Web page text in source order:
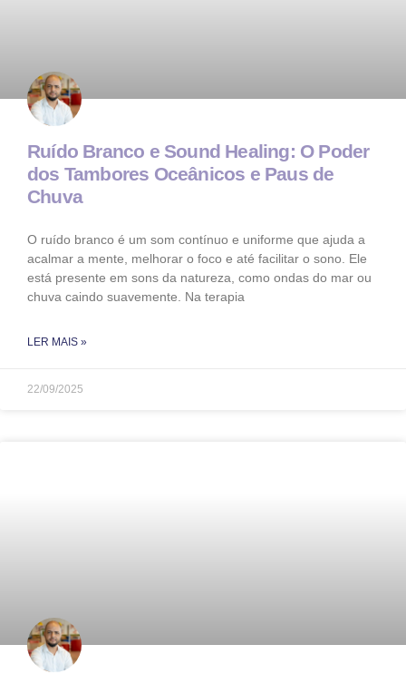
Ruído Branco e Sound Healing: O Poder
dos Tambores Oceânicos e Paus de
Chuva
O ruído branco é um som contínuo e uniforme que ajuda a
acalmar a mente, melhorar o foco e até facilitar o sono. Ele
está presente em sons da natureza, como ondas do mar ou
chuva caindo suavemente. Na terapia
LER MAIS »
22/09/2025